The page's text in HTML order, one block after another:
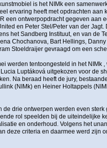
is het NIMk een
ervaring heeft met opdrachten
een ontwerpopdracht gegeven aan
en Peter Stel/Peter van der
het Sandberg Instituut, en van de
Chochanova, Bart Hellings,
Stoeldraijer gevraagd om een
werden tentoongesteld in het NIMk
Luptáková uitgekozen voor de
Na beraad heeft de jury,
(NIMk) en Heiner Holtappels
de drie ontwerpen werden even
rol speelden bij de uiteindelijke
en onderhoud. Volgens het
deze criteria en daarmee werd zijn